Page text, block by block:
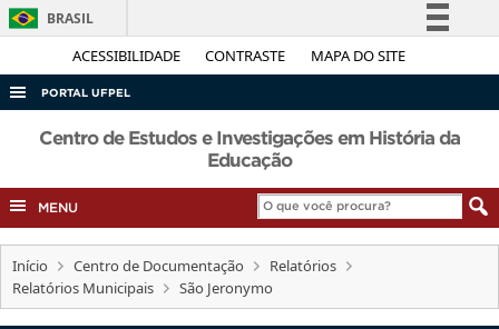
ACESSIBILIDADE CONTRASTE MAPA DO SITE
BRASIL
Simplifique!
Acesso à informação
Legislação
Canais
PORTAL UFPEL
ACESSO À INFORMAÇÃO
COBALTO
CONCURSOS
EDITAIS
Centro de Estudos e Investigações em História da
Educação
MENU
Início Centro de Documentação
Relatórios
Relatórios Municipais
São Jeronymo